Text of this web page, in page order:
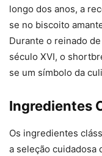
longo dos anos, a
se no biscoito
Durante o reinado
século XVI, o
se um símbolo da
Ingredientes
Os ingredientes
a seleção cuidadosa